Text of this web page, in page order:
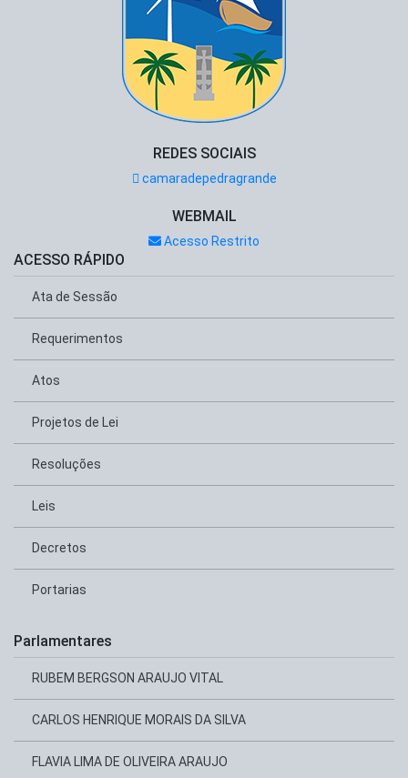
REDES SOCIAIS
camaradepedragrande
WEBMAIL
Acesso Restrito
ACESSO RÁPIDO
Ata de Sessão
Requerimentos
Atos
Projetos de Lei
Resoluções
Leis
Decretos
Portarias
Parlamentares
RUBEM BERGSON ARAUJO VITAL
CARLOS HENRIQUE MORAIS DA SILVA
FLAVIA LIMA DE OLIVEIRA ARAUJO